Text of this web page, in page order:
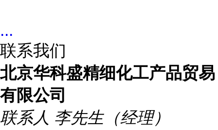
...
联系我们
北京华科盛精细化工产品贸易
有限公司
联系人 李先生（经理）